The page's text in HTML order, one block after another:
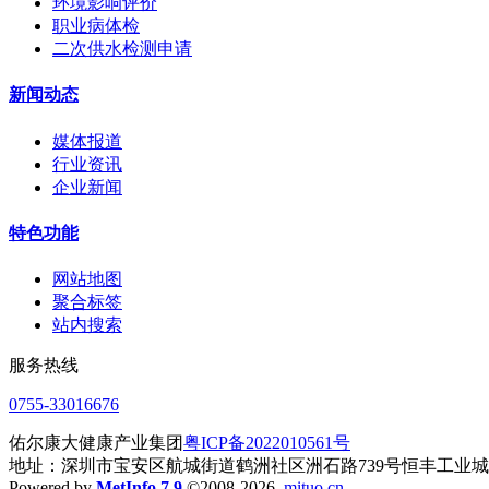
职业病体检
二次供水检测申请
新闻动态
媒体报道
行业资讯
企业新闻
特色功能
网站地图
聚合标签
站内搜索
服务热线
0755-33016676
佑尔康大健康产业集团粤ICP备2022010561号
地址：深圳市宝安区航城街道鹤洲社区洲石路739号恒丰工业